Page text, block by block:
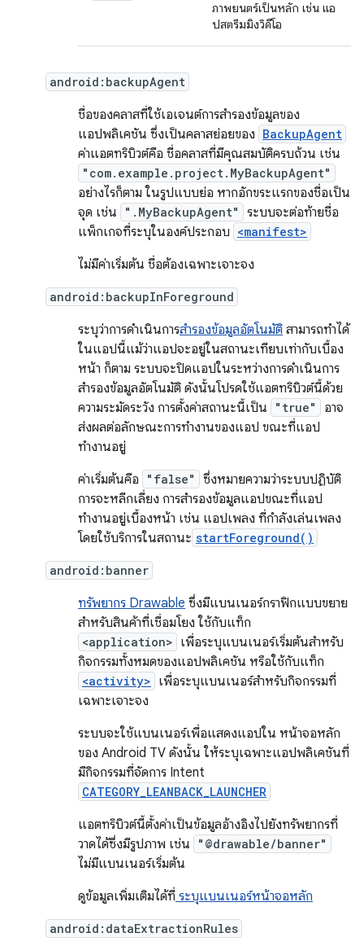
ภาพยนตร์เป็นหลัก เช่น แอ
ปสตรีมมิงวิดีโอ
android:backupAgent
ชื่อของคลาสที่ใช้เอเจนต์การสำรองข้อมูลของ
แอปพลิเคชัน ซึ่งเป็นคลาสย่อยของ BackupAgent
ค่าแอตทริบิวต์คือ ชื่อคลาสที่มีคุณสมบัติครบถ้วน เช่น
"com.example.project.MyBackupAgent"
อย่างไรก็ตาม ในรูปแบบย่อ หากอักขระแรกของชื่อเป็น
จุด เช่น
".MyBackupAgent"
ระบบจะต่อท้ายชื่อ
แพ็กเกจที่ระบุในองค์ประกอบ <manifest>
ไม่มีค่าเริ่มต้น ชื่อต้องเฉพาะเจาะจง
android:backupInForeground
ระบุว่าการดำเนินการสำรองข้อมูลอัตโนมัติ สามารถทำได้
ในแอปนี้แม้ว่าแอปจะอยู่ในสถานะเทียบเท่ากับเบื้อง
หน้า ก็ตาม ระบบจะปิดแอปในระหว่างการดำเนินการ
สำรองข้อมูลอัตโนมัติ ดังนั้นโปรดใช้แอตทริบิวต์นี้ด้วย
ความระมัดระวัง การตั้งค่าสถานะนี้เป็น
"true"
อาจ
ส่งผลต่อลักษณะการทำงานของแอป ขณะที่แอป
ทำงานอยู่
ค่าเริ่มต้นคือ
"false"
ซึ่งหมายความว่าระบบปฏิบัติ
การจะหลีกเลี่ยง การสำรองข้อมูลแอปขณะที่แอป
ทำงานอยู่เบื้องหน้า เช่น แอปเพลง ที่กำลังเล่นเพลง
โดยใช้บริการในสถานะ startForeground()
android:banner
ทรัพยากร Drawable ซึ่งมีแบนเนอร์กราฟิกแบบขยาย
สำหรับสินค้าที่เชื่อมโยง ใช้กับแท็ก
<application> เพื่อระบุแบนเนอร์เริ่มต้นสำหรับ
กิจกรรมทั้งหมดของแอปพลิเคชัน หรือใช้กับแท็ก
<activity> เพื่อระบุแบนเนอร์สำหรับกิจกรรมที่
เฉพาะเจาะจง
ระบบจะใช้แบนเนอร์เพื่อแสดงแอปใน หน้าจอหลัก
ของ Android TV ดังนั้น ให้ระบุเฉพาะแอปพลิเคชันที่
มีกิจกรรมที่จัดการ Intent
CATEGORY_LEANBACK_LAUNCHER
แอตทริบิวต์นี้ตั้งค่าเป็นข้อมูลอ้างอิงไปยังทรัพยากรที่
วาดได้ซึ่งมีรูปภาพ เช่น
"@drawable/banner"
ไม่มีแบนเนอร์เริ่มต้น
ดูข้อมูลเพิ่มเติมได้ที่ ระบุแบนเนอร์หน้าจอหลัก
android:dataExtractionRules